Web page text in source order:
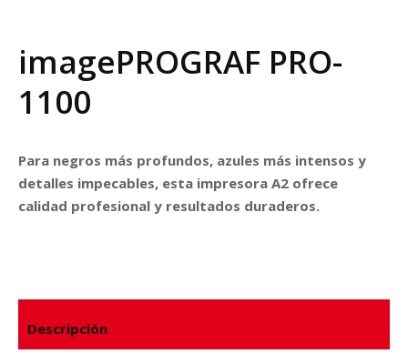
imagePROGRAF PRO-
1100
Para negros más profundos, azules más intensos y
detalles impecables, esta impresora A2 ofrece
calidad profesional y resultados duraderos.
Descripción